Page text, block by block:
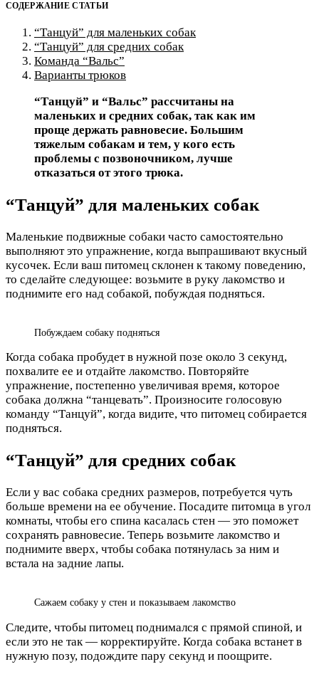
СОДЕРЖАНИЕ СТАТЬИ
“Танцуй” для маленьких собак
“Танцуй” для средних собак
Команда “Вальс”
Варианты трюков
“Танцуй” и “Вальс” рассчитаны на
маленьких и средних собак, так как им
проще держать равновесие. Большим
тяжелым собакам и тем, у кого есть
проблемы с позвоночником, лучше
отказаться от этого трюка.
“Танцуй” для маленьких собак
Маленькие подвижные собаки часто самостоятельно
выполняют это упражнение, когда выпрашивают вкусный
кусочек. Если ваш питомец склонен к такому поведению,
то сделайте следующее: возьмите в руку лакомство и
поднимите его над собакой, побуждая подняться.
Побуждаем собаку подняться
Когда собака пробудет в нужной позе около 3 секунд,
похвалите ее и отдайте лакомство. Повторяйте
упражнение, постепенно увеличивая время, которое
собака должна “танцевать”. Произносите голосовую
команду “Танцуй”, когда видите, что питомец собирается
подняться.
“Танцуй” для средних собак
Если у вас собака средних размеров, потребуется чуть
больше времени на ее обучение. Посадите питомца в угол
комнаты, чтобы его спина касалась стен — это поможет
сохранять равновесие. Теперь возьмите лакомство и
поднимите вверх, чтобы собака потянулась за ним и
встала на задние лапы.
Сажаем собаку у стен и показываем лакомство
Следите, чтобы питомец поднимался с прямой спиной, и
если это не так — корректируйте. Когда собака встанет в
нужную позу, подождите пару секунд и поощрите.